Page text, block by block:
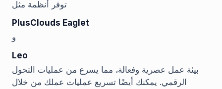
توفر أنظمة مثل
PlusClouds Eaglet
و
Leo
بيئة عمل عصرية وفعالة، مما يسرع من عمليات التحول
الرقمي. يمكنك أيضًا تسريع عمليات عملك من خلال